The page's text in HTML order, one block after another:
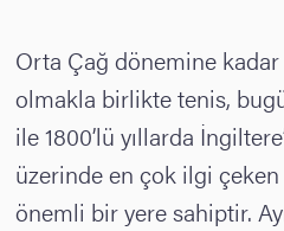
Orta Çağ dönemine
olmakla birlikte tenis,
ile 1800’lü yıllarda
üzerinde en çok ilgi
önemli bir yere sahiptir.